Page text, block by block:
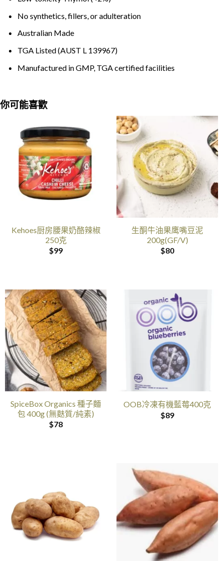
No synthetics, fillers, or adulteration
Australian Made
TGA Listed (AUST L 139967)
Manufactured in GMP, TGA certified facilities
你可能喜歡
Kehoes厨房腰果奶酪辣椒
250克
$99
生酮牛油果鹰嘴豆泥
200g(GF/V)
$80
SpiceBox Organics 種子麵
包 400g (無麩質/純素)
$78
OOB冷凍有機藍莓400克
$89